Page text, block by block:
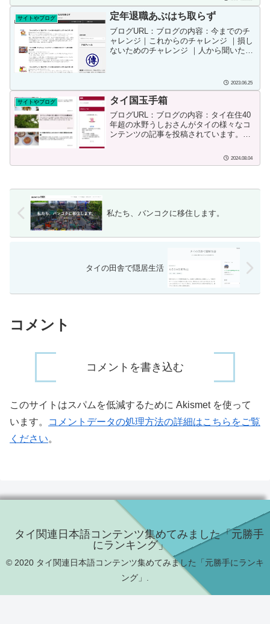
チェンマイをベースにメコン、アセアン
の経済、見所、食べ物を日本と比較して
紹介します。た...
サイトやブログ 定年退職あぶはち取らず
ブログURL：ブログの内容：今までのチ
ャレンジ｜これからのチャレンジ ｜損し
ないためのチャレンジ ｜人から聞いたい
生まれ。現在は孫会社へ出向中でリタイ
ヤ目前。...
2023.06.25
サイトやブログ タイ国玉手箱
ブログURL：ブログの内容：タイ在住40
年超の水野うしおさんがタイの様々なコ
ンテンツの記事を投稿されています。ブ
者の情報：ushiom20代前半、1982年頃よ
りタイ在住。執筆、出版で生活。著書...
2024.08.04
私たち、バンコクに移住します。
タイの田舎で隠居生活
コメント
コメントを書き込む
このサイトはスパムを低減するために Akismet を使って
います。
コメントデータの処理方法の詳細はこちらをご覧
ください。
タイ関連日本語コンテンツ集めてみました「元勝手
にランキング」
© 2020 タイ関連日本語コンテンツ集めてみました「元勝手にランキ
ング」.